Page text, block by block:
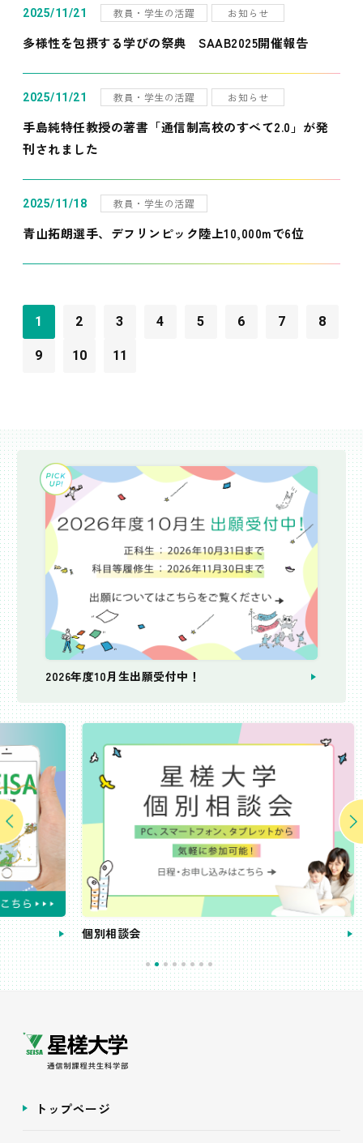
2025/11/21 教員・学生の活躍 お知らせ
多様性を包摂する学びの祭典 SAAB2025開催報告
2025/11/21 教員・学生の活躍 お知らせ
手島純特任教授の著書「通信制高校のすべて2.0」が発
刊されました
2025/11/18 教員・学生の活躍
青山拓朗選手、デフリンピック陸上10,000mで6位
1 2 3 4 5 6 7 8
9 10 11
2026年度10月生出願受付中！
個別相談会 受講
トップページ